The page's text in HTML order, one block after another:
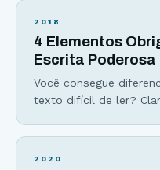
Esses fracassos
você fizer apenas 3
2018
4 Elementos
Escrita Poderosa
Você consegue
texto difícil de ler?
entender o que você
2020